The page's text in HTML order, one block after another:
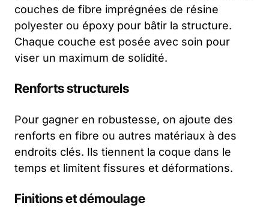
couches de fibre imprégnées de résine
polyester ou époxy pour bâtir la structure.
Chaque couche est posée avec soin pour
viser un maximum de solidité.
Renforts structurels
Pour gagner en robustesse, on ajoute des
renforts en fibre ou autres matériaux à des
endroits clés. Ils tiennent la coque dans le
temps et limitent fissures et déformations.
Finitions et démoulage